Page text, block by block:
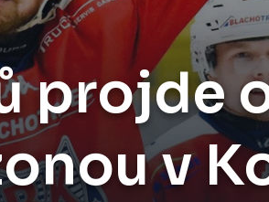
projde
v